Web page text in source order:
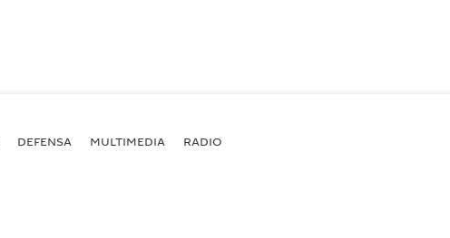
DEFENSA MULTIMEDIA RADIO